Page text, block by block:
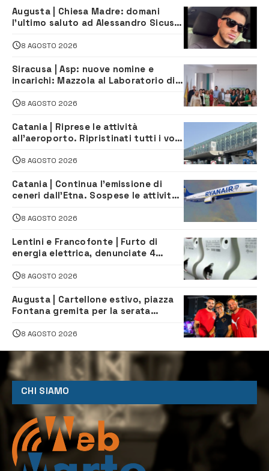
Augusta | Chiesa Madre: domani
l’ultimo saluto ad Alessandro Sicuso,
8 AGOSTO 2026
Siracusa | Asp: nuove nomine e
incarichi: Mazzola al Laboratorio di
Servizio Legale
8 AGOSTO 2026
Catania | Riprese le attività
all’aeroporto. Ripristinati tutti i voli
8 AGOSTO 2026
Catania | Continua l’emissione di
ceneri dall’Etna. Sospese le attività
8 AGOSTO 2026
Lentini e Francofonte | Furto di
energia elettrica, denunciate 4
8 AGOSTO 2026
Augusta | Cartellone estivo, piazza
Fontana gremita per la serata
8 AGOSTO 2026
CHI SIAMO